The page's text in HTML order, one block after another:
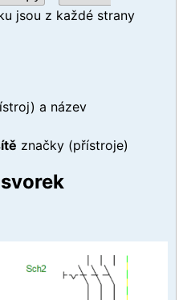
jsou z každé strany
a název
značky (přístroje)